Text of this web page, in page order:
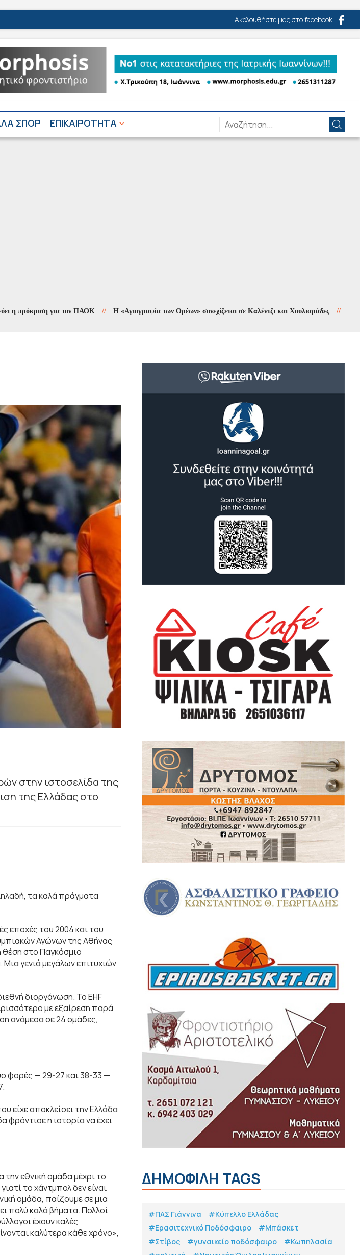
Ακολουθήστε μας στο facebook
ΣΠΟΡ ΕΠΙΚΑΙΡΟΤΗΤΑ
για τον ΠΑΟΚ // Η «Αγιογραφία των Ορέων» συνεχίζεται σε Καλέντζι και Χουλιαράδες //
στην ιστοσελίδα της
της Ελλάδας στο
τα καλά πράγματα
εποχές του 2004 και του
Αγώνων της Αθήνας
θέση στο Παγκόσμιο
γενιά μεγάλων επιτυχιών
διοργάνωση. Το EHF
με εξαίρεση παρά
ανάμεσα σε 24 ομάδες,
φορές — 29-27 και 38-33 —
είχε αποκλείσει την Ελλάδα
η ιστορία να έχει
την εθνική ομάδα μέχρι το
το χάντμπολ δεν είναι
ομάδα, παίζουμε σε μια
πολύ καλά βήματα. Πολλοί
έχουν καλές
καλύτερα κάθε χρόνο»,
ΔΗΜΟΦΙΛΗ TAGS
#ΠΑΣ Γιάννινα
#Κύπελλο Ελλάδας
#Eρασιτεχνικό Ποδόσφαιρο
#Μπάσκετ
#Στίβος
#γυναικείο ποδόσφαιρο
#Κωπηλασία